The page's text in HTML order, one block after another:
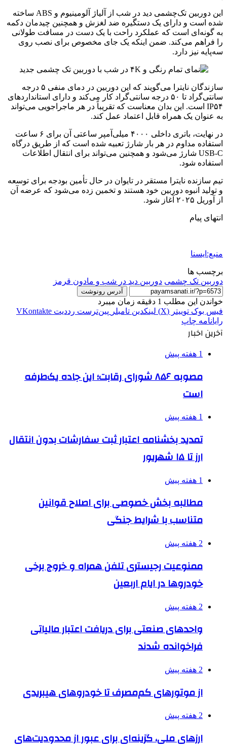
این دوربین تک‌چشمی دید در شب از آلیاژ آلومینیوم و ABS ساخته
شده است و دارای یک دستگیره ضد لغزش و همچنین چیدمان دکمه
به گونه‌ای است که عملکرد راحت با یک دست در مسافت طولانی
را فراهم می‌کند. ضمن اینکه یک جای مخصوص برای نصب روی
سه‌پایه نیز دارد.
سازندگان نایترا می‌گویند که این دوربین در دمای منفی ۵ درجه
سانتی‌گراد تا ۵۰ درجه سانتی‌گراد کار می‌کند و دارای استانداردهای
IP۵۴ است. این بدان معناست که تقریباً در هر ماجراجویی می‌تواند
به عنوان یک همراه قابل اعتماد عمل کند.
در نهایت، باتری داخلی ۴۰۰۰ میلی‌آمپر ساعتی آن برای ۶ ساعت
استفاده مداوم در هر بار شارژ تعبیه شده است که از طریق درگاه
USB-C شارژ می‌شود و همچنین می‌تواند برای انتقال اطلاعات
استفاده شود.
تیم سازنده نایترا مستقر در تایوان در حال تأمین بودجه برای توسعه
و تولید انبوه دوربین خود هستند و تخمین زده می‌شود که عرضه آن
از آوریل ۲۰۲۵ آغاز شود.
انتهای پیام
منبع:ایسنا
برچسب ها
دوربین تک چشمی دوربین دید در شب و مادون قرمز
آدرس رونوشت
خواندن این مطلب 1 دقیقه زمان میبرد
فیس بوک توییتر (X) لینکدین ‫تامبلر ‫پین‌ترست ‫رددیت ‫VKontakte
رایانامه چاپ
آخرین اخبار
1 هفته پیش
مصوبه ۸۵۶ شورای رقابت؛ این جاده یک‌طرفه
است
1 هفته پیش
تمدید بخشنامه اعتبار ثبت سفارشات بدون انتقال
ارز تا ۱۵ شهریور
1 هفته پیش
مطالبه بخش خصوصی برای اصلاح قوانین
متناسب با شرایط جنگی
2 هفته پیش
ممنوعیت رجیستری تلفن همراه و خروج برخی
خودروها در ایام اربعین
2 هفته پیش
واحدهای صنعتی برای دریافت اعتبار مالیاتی
فراخوانده شدند
2 هفته پیش
از موتورهای کم‌مصرف تا خودروهای هیبریدی
2 هفته پیش
ارزهای ملی، گزینه‌ای برای عبور از محدودیت‌های